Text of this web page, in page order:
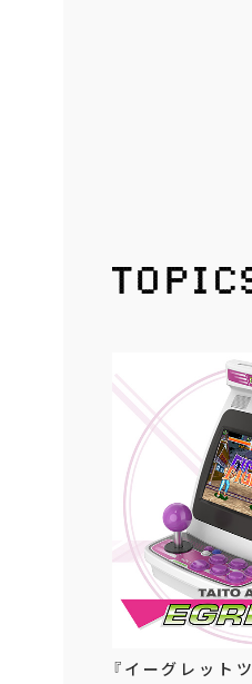
『イーグレット